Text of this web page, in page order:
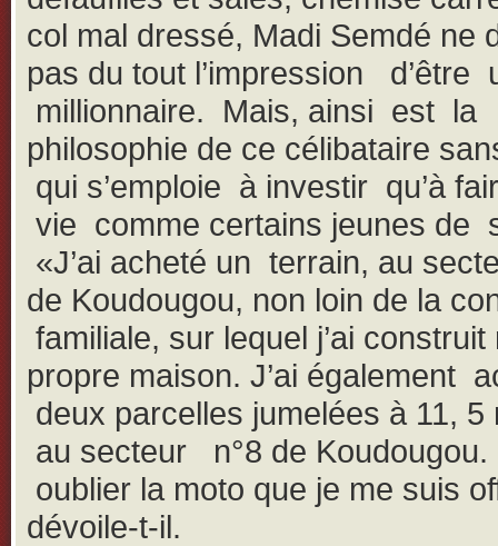
col mal dressé, Madi Semdé ne
pas du tout l’impression d’être
millionnaire. Mais, ainsi est la
philosophie de ce célibataire
qui s’emploie à investir qu’à
vie comme certains jeunes de
«J’ai acheté un terrain, au
de Koudougou, non loin de la
familiale, sur lequel j’ai construit
propre maison. J’ai également
deux parcelles jumelées à 11, 5
au secteur n°8 de
oublier la moto que je me suis
dévoile-t-il.